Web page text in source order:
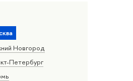
Новгород
Петербург